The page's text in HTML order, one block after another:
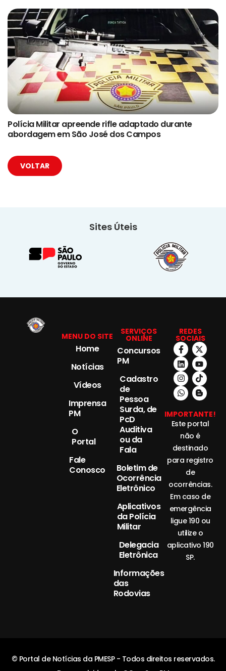
Polícia Militar apreende rifle adaptado durante
abordagem em São José dos Campos
VOLTAR
Sites Úteis
MENU DO SITE
Home
Notícias
Vídeos
Imprensa
PM
O
Portal
Fale
Conosco
SERVIÇOS
ONLINE
Concursos
PM
Cadastro
de
Pessoa
Surda, de
PcD
Auditiva
ou da
Fala
Boletim de
Ocorrência
Eletrônico
Aplicativos
da Polícia
Militar
Delegacia
Eletrônica
Informações
das
Rodovias
REDES
SOCIAIS
IMPORTANTE!
Este portal
não é
destinado
para registro
de
ocorrências.
Em caso de
emergência
ligue 190 ou
utilize o
aplicativo 190
SP.
© Portal de Notícias da PMESP - Todos direitos reservados.